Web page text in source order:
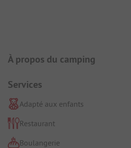
Présentation du
À propos du camping
Services
Adapté aux enfants
Restaurant
Boulangerie